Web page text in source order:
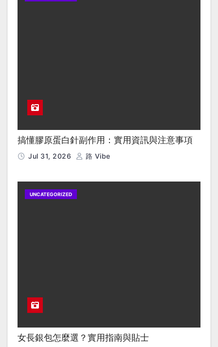
搞懂膠原蛋白針副作用：實用資訊與注意事項
Jul 31, 2026 路 Vibe
UNCATEGORIZED
女長銀包怎麼選？實用指南與貼士